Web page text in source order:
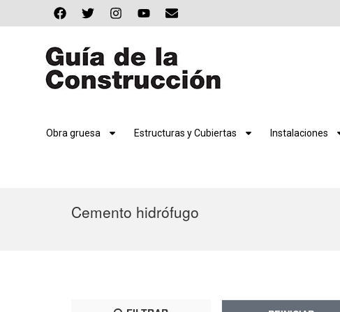
Obra gruesa Estructuras y Cubiertas Instalaciones
Cemento hidrófugo